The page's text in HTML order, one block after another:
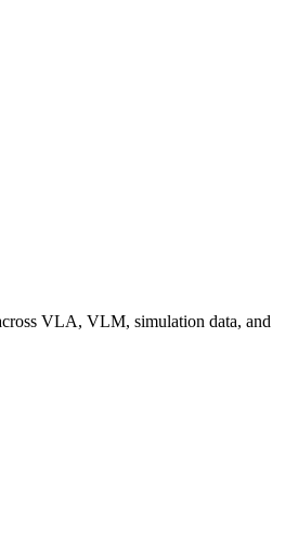
VLA, VLM, simulation data, and